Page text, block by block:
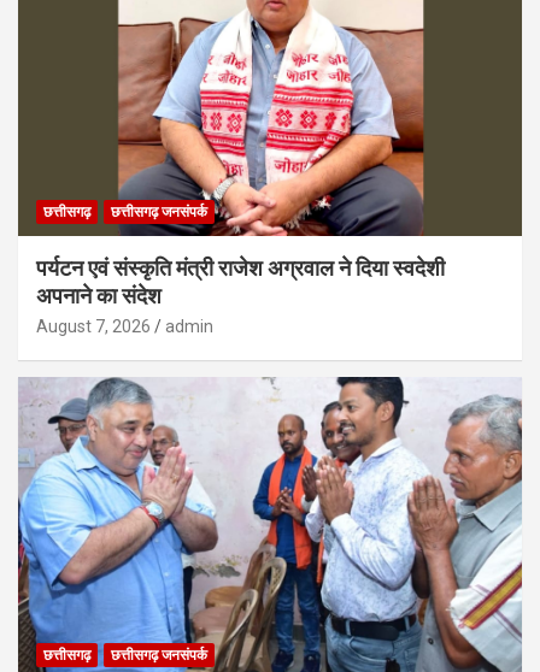
छत्तीसगढ़ छत्तीसगढ़ जनसंपर्क
पर्यटन एवं संस्कृति मंत्री राजेश अग्रवाल ने दिया स्वदेशी
अपनाने का संदेश
August 7, 2026 admin
छत्तीसगढ़ छत्तीसगढ़ जनसंपर्क